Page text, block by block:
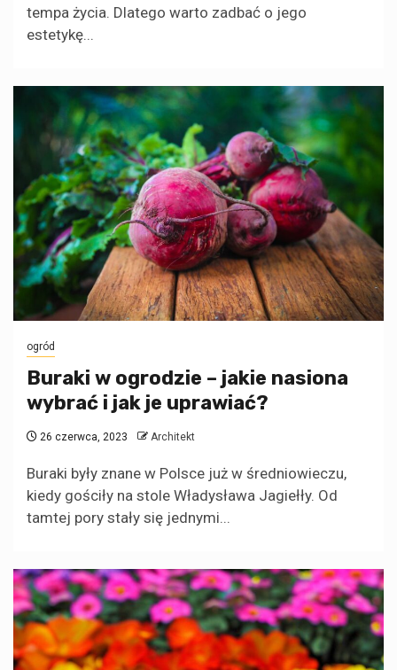
tempa życia. Dlatego warto zadbać o jego
estetykę...
ogród
Buraki w ogrodzie – jakie nasiona
wybrać i jak je uprawiać?
26 czerwca, 2023 Architekt
Buraki były znane w Polsce już w średniowieczu,
kiedy gościły na stole Władysława Jagiełły. Od
tamtej pory stały się jednymi...